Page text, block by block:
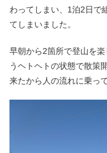
わってしまい、1泊2日で
てしまいました。
早朝から2箇所で登山を
うヘトヘトの状態で散策
来たから人の流れに乗っ